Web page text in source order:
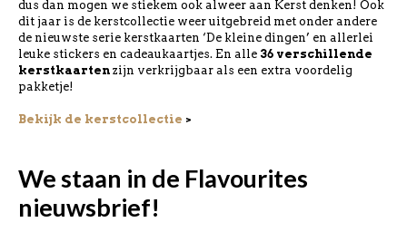
dus dan mogen we stiekem ook alweer aan Kerst denken! Ook
dit jaar is de kerstcollectie weer uitgebreid met onder andere
de nieuwste serie kerstkaarten ‘De kleine dingen’ en allerlei
leuke stickers en cadeaukaartjes. En alle 36 verschillende
kerstkaarten zijn verkrijgbaar als een extra voordelig
pakketje!
Bekijk de kerstcollectie >
We staan in de Flavourites
nieuwsbrief!